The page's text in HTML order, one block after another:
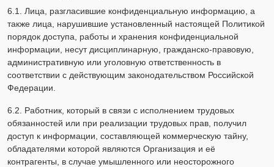
6.1. Лица, разгласившие конфиденциальную информацию, а
также лица, нарушившие установленный настоящей Политикой
порядок доступа, работы и хранения конфиденциальной
информации, несут дисциплинарную, гражданско-правовую,
административную или уголовную ответственность в
соответствии с действующим законодательством Российской
Федерации.
6.2. Работник, который в связи с исполнением трудовых
обязанностей или при реализации трудовых прав, получил
доступ к информации, составляющей коммерческую тайну,
обладателями которой являются Организация и её
контрагенты, в случае умышленного или неосторожного